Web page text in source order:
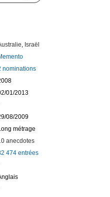
, Israël
nominations
01/2013
08/2009
métrage
anecdotes
474 entrées